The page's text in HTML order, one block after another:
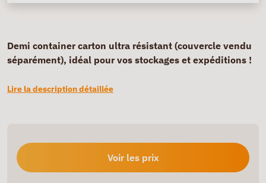
Demi container carton ultra résistant (couvercle vendu
séparément), idéal pour vos stockages et expéditions !
Lire la description détaillée
Voir les prix